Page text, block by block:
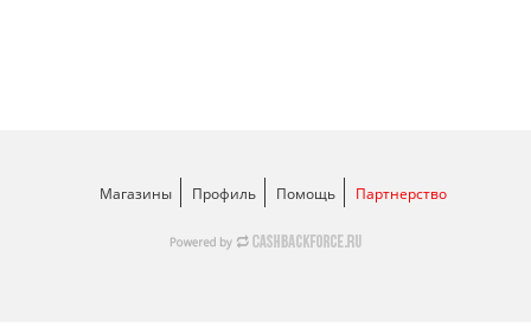
Магазины Профиль Помощь Партнерство